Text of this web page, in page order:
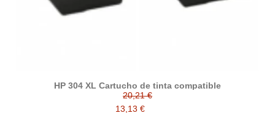
HP 304 XL Cartucho de tinta compatible
20,21 €
13,13 €